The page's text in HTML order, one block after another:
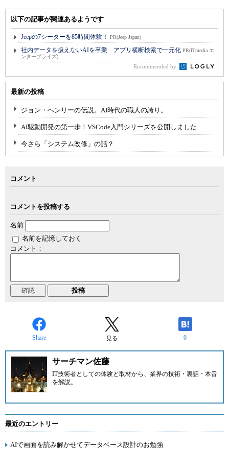
以下の記事が関連あるようです
Jeepの7シーターを85時間体験！ PR(Jeep Japan)
社内データを扱えないAIを卒業 アプリ横断検索で一元化 PR(ITmedia エ
ンタープライズ)
Recommended by
最新の投稿
ジョン・ヘンリーの伝説。AI時代の職人の誇り。
AI駆動開発の第一歩！VSCode入門シリーズを公開しました
今さら「システム改修」の話？
コメント
コメントを投稿する
名前
名前を記憶しておく
コメント：
Share 見る 0
サーチマン佐藤
IT技術者としての体験と取材から、業界の技術・裏話・本音
を解説。
最近のエントリー
AIで画面を読み解かせてデータベース設計のお勉強